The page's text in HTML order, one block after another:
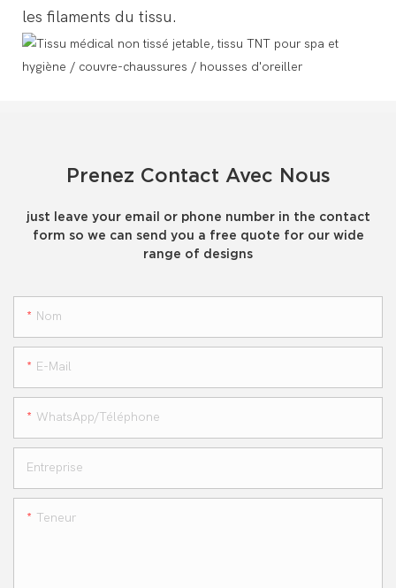
les filaments du tissu.
Prenez Contact Avec Nous
just leave your email or phone number in the contact
form so we can send you a free quote for our wide
range of designs
Nom
E-Mail
WhatsApp/téléphone
Entreprise
Teneur